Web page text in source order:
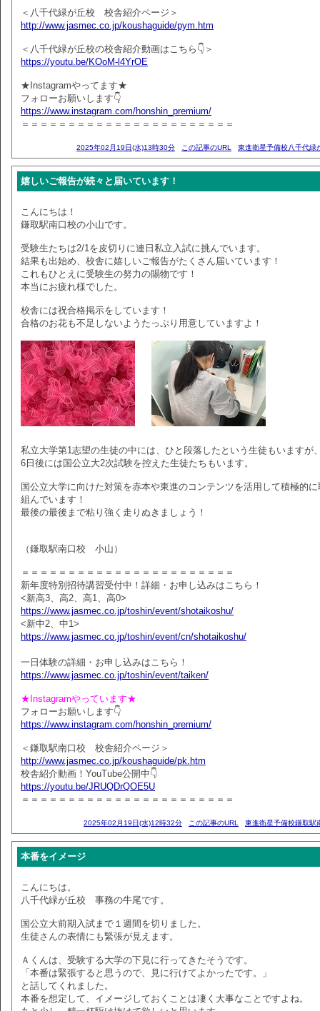
＜八千代緑が丘校 校舎紹介ページ＞
http://www.jasmec.co.jp/koushaguide/pym.htm
＜八千代緑が丘校の校舎紹介動画はこちら👇＞
https://youtu.be/KOoM-l4YrOE
★Instagramやってます★
フォローお願いします👇
https://www.instagram.com/honshin_premium/
＝＝＝＝＝＝＝＝＝＝＝＝＝＝＝＝＝＝＝＝＝＝＝
2025年02月19日(水)13時30分 この記事のURL 東進衛星予備校八千代緑
嬉しいご報告が続々と届いています！
こんにちは！
鎌取駅南口校の小山です。
受験生たちは2/1を皮切りに連日私立入試に挑んでいます。
結果も出始め、校舎に嬉しいご報告がたくさん届いています！
これもひとえに受験生の努力の賜物です！
本当にお疲れ様でした。
校舎には祝合格掲示をしています！
合格のお花も不足しないようたっぷり用意していますよ！
私立大学第1志望の生徒の中には、ひと段落したという生徒もいますが
6日後には国公立大2次試験を控えた生徒たちもいます。
国公立大学に向けた対策を赤本や東進のコンテンツを活用して積極的に
組んでいます！
最後の最後まで粘り強く走りぬきましょう！
（鎌取駅南口校 小山）
＝＝＝＝＝＝＝＝＝＝＝＝＝＝＝＝＝＝＝＝＝＝＝
新年度特別招待講習受付中！詳細・お申し込みはこちら！
<新高3、高2、高1、高0>
https://www.jasmec.co.jp/toshin/event/shotaikoshu/
<新中2、中1>
https://www.jasmec.co.jp/toshin/event/cn/shotaikoshu/
一日体験の詳細・お申し込みはこちら！
https://www.jasmec.co.jp/toshin/event/taiken/
★Instagramやっています★
フォローお願いします👇
https://www.instagram.com/honshin_premium/
＜鎌取駅南口校 校舎紹介ページ＞
http://www.jasmec.co.jp/koushaguide/pk.htm
校舎紹介動画！YouTube公開中👇
https://youtu.be/JRUQDrQOE5U
＝＝＝＝＝＝＝＝＝＝＝＝＝＝＝＝＝＝＝＝＝＝＝
2025年02月19日(水)12時32分 この記事のURL 東進衛星予備校鎌取駅
本番をイメージ
こんにちは。
八千代緑が丘校 事務の牛尾です。
国公立大前期入試まで１週間を切りました。
生徒さんの表情にも緊張が見えます。
Ａくんは、受験する大学の下見に行ってきたそうです。
「本番は緊張すると思うので、見に行けてよかったです。」
と話してくれました。
本番を想定して、イメージしておくことは凄く大事なことですよね。